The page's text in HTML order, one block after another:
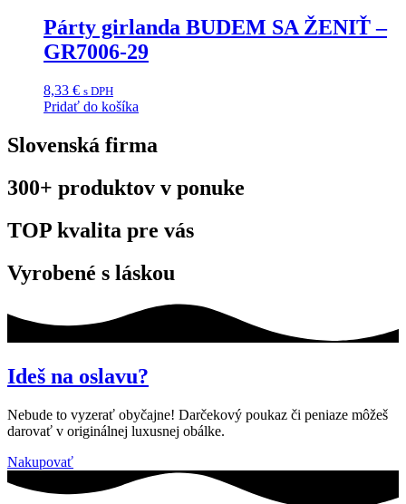
Párty girlanda BUDEM SA ŽENIŤ –
GR7006-29
8,33 € s DPH
Pridať do košíka
Slovenská firma
300+ produktov v ponuke
TOP kvalita pre vás
Vyrobené s láskou
Ideš na oslavu?
Nebude to vyzerať obyčajne! Darčekový poukaz či peniaze môžeš
darovať v originálnej luxusnej obálke.
Nakupovať